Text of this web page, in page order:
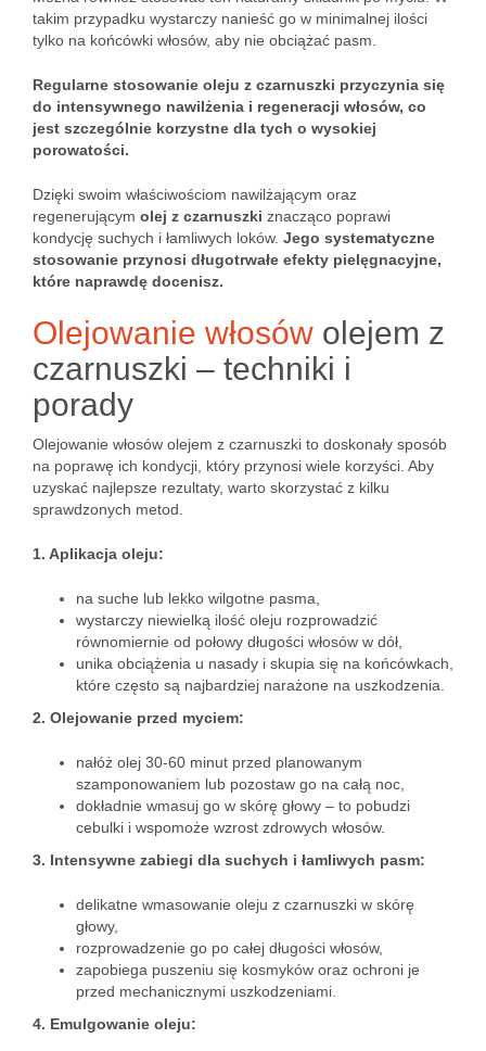
takim przypadku wystarczy nanieść go w minimalnej ilości
tylko na końcówki włosów, aby nie obciążać pasm.
Regularne stosowanie oleju z czarnuszki przyczynia się
do intensywnego nawilżenia i regeneracji włosów, co
jest szczególnie korzystne dla tych o wysokiej
porowatości.
Dzięki swoim właściwościom nawilżającym oraz
regenerującym olej z czarnuszki znacząco poprawi
kondycję suchych i łamliwych loków. Jego systematyczne
stosowanie przynosi długotrwałe efekty pielęgnacyjne,
które naprawdę docenisz.
Olejowanie włosów olejem z
czarnuszki – techniki i
porady
Olejowanie włosów olejem z czarnuszki to doskonały sposób
na poprawę ich kondycji, który przynosi wiele korzyści. Aby
uzyskać najlepsze rezultaty, warto skorzystać z kilku
sprawdzonych metod.
1. Aplikacja oleju:
na suche lub lekko wilgotne pasma,
wystarczy niewielką ilość oleju rozprowadzić
równomiernie od połowy długości włosów w dół,
unika obciążenia u nasady i skupia się na końcówkach,
które często są najbardziej narażone na uszkodzenia.
2. Olejowanie przed myciem:
nałóż olej 30-60 minut przed planowanym
szamponowaniem lub pozostaw go na całą noc,
dokładnie wmasuj go w skórę głowy – to pobudzi
cebulki i wspomoże wzrost zdrowych włosów.
3. Intensywne zabiegi dla suchych i łamliwych pasm:
delikatne wmasowanie oleju z czarnuszki w skórę
głowy,
rozprowadzenie go po całej długości włosów,
zapobiega puszeniu się kosmyków oraz ochroni je
przed mechanicznymi uszkodzeniami.
4. Emulgowanie oleju: